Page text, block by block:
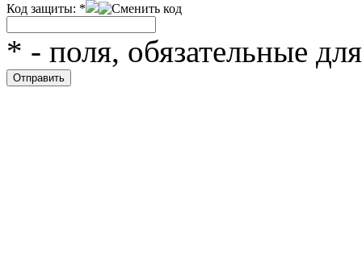
Код защиты: *
* - поля, обязательные